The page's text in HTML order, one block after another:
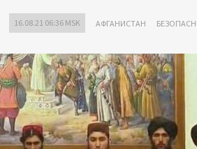
16.08.21 06:36 MSK АФГАНИСТАН